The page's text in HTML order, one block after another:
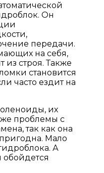
Он
передачи.
на себя,
из строя. Также
становится
часто ездит на
их
проблемы с
так как она
Мало
А
обойдется